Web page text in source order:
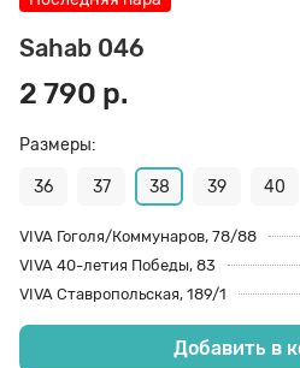
Sahab 046
2 790 р.
Размеры:
36 37 38 39 40
VIVA Гоголя/Коммунаров, 78/88
VIVA 40-летия Победы, 83
VIVA Ставропольская, 189/1
Добавить в
70 den
Подпяточники
Пяткоудерживатели